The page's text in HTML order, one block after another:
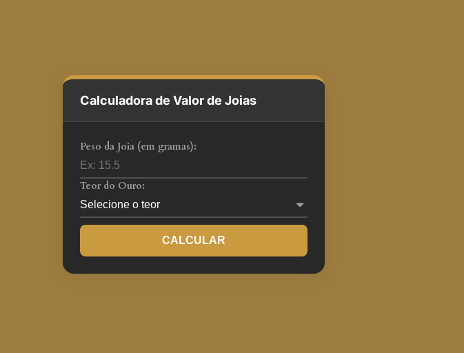
Calculadora de Valor de Joias
Peso da Joia (em gramas):
Teor do Ouro:
CALCULAR